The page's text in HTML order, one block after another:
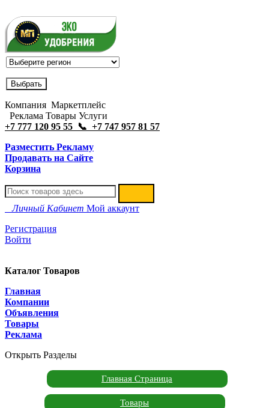
Компания Маркетплейс
Реклама Товары Услуги
+7 777 120 95 55 📞 +7 747 957 81 57
Разместить Рекламу
Продавать на Сайте
Корзина
Личный Кабинет Мой аккаунт
Регистрация
Войти
Каталог Товаров
Главная
Компании
Объявления
Товары
Реклама
Открыть Разделы
Главная Страница
Товары